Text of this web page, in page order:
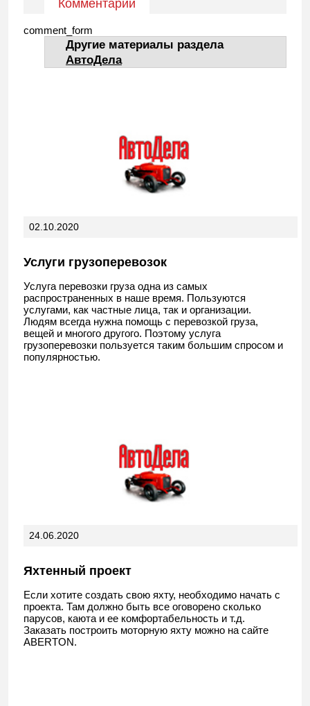
Комментарии
comment_form
Другие материалы раздела
АвтоДела
02.10.2020
Услуги грузоперевозок
Услуга перевозки груза одна из самых
распространенных в наше время. Пользуются
услугами, как частные лица, так и организации.
Людям всегда нужна помощь с перевозкой груза,
вещей и многого другого. Поэтому услуга
грузоперевозки пользуется таким большим спросом и
популярностью.
24.06.2020
Яхтенный проект
Если хотите создать свою яхту, необходимо начать с
проекта. Там должно быть все оговорено сколько
парусов, каюта и ее комфортабельность и т.д.
Заказать построить моторную яхту можно на сайте
ABERTON.